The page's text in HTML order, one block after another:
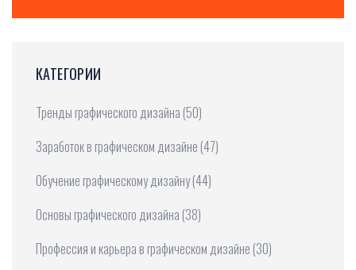
КАТЕГОРИИ
Тренды графического дизайна (50)
Заработок в графическом дизайне (47)
Обучение графическому дизайну(44)
Основы графического дизайна (38)
Профессия и карьера в графическом дизайне (30)